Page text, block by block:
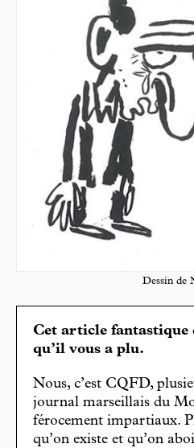
Dessin de
Cet article fantastique
qu’il vous a plu.
Nous, c’est CQFD,
journal marseillais du
férocement impartiaux.
qu’on existe et qu’on